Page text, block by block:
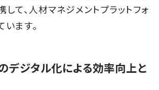
て、人材マネジメントプラットフォ
ます。
デジタル化による効率向上と